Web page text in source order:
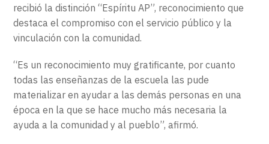
recibió la distinción “Espíritu AP”, reconocimiento que
destaca el compromiso con el servicio público y la
vinculación con la comunidad.
“Es un reconocimiento muy gratificante, por cuanto
todas las enseñanzas de la escuela las pude
materializar en ayudar a las demás personas en una
época en la que se hace mucho más necesaria la
ayuda a la comunidad y al pueblo”, afirmó.